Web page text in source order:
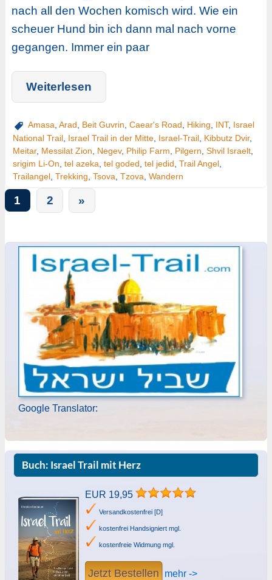
nach all den Wochen komisch wird. Wie ein
scheuer Hund bin ich dann mal nach vorne
gegangen. Immer ein paar
Weiterlesen
Amasa Arad Beit Guvrin Caear's Road Hiking INT, Israel
National Trail, Israel Trail in der Mitte, Israel-Trail, Kibbutz Dvir,
Meitar, Messilat Zion, Negev, Philip Farm, Pilgern, Shvil Israelt,
srigim Li-On, tel azeka, tel goded, tel jedid, Trail Angel,
Trailangel, Trekking, Tsova, Tzova, Wandern
1 2 »
Google Translator:
Buch: Israel Trail mit Herz
EUR 19,95
Versandkostenfrei [D]
kostenfrei Handsigniert mgl.
kostenfreie Widmung mgl.
Jetzt Bestellen mehr ->